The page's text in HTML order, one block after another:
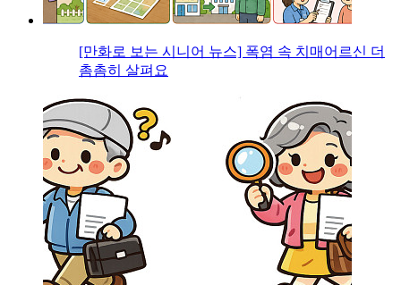
[만화로 보는 시니어 뉴스] 폭염 속 치매어르신 더
촘촘히 살펴요